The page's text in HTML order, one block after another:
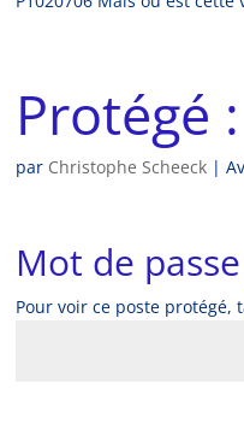
Protégé
par Christophe Scheeck |
Mot de
Pour voir ce poste protégé,